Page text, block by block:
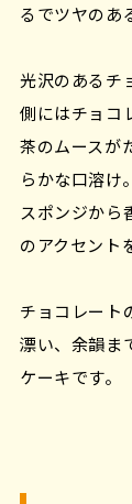
るでツヤのあ
光沢のあるチ
側にはチョコ
茶のムースが
らかな口溶け
スポンジから
のアクセント
チョコレート
漂い、余韻ま
ケーキです。